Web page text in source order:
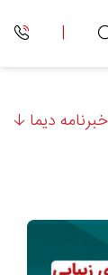
|
دیما 🡣